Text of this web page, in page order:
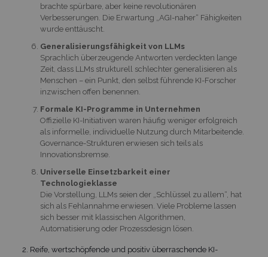
brachte spürbare, aber keine revolutionären
Verbesserungen. Die Erwartung „AGI-naher“ Fähigkeiten
wurde enttäuscht.
Generalisierungsfähigkeit von LLMs
Sprachlich überzeugende Antworten verdeckten lange
Zeit, dass LLMs strukturell schlechter generalisieren als
Menschen – ein Punkt, den selbst führende KI-Forscher
inzwischen offen benennen.
Formale KI-Programme in Unternehmen
Offizielle KI-Initiativen waren häufig weniger erfolgreich
als informelle, individuelle Nutzung durch Mitarbeitende.
Governance-Strukturen erwiesen sich teils als
Innovationsbremse.
Universelle Einsetzbarkeit einer
Technologieklasse
Die Vorstellung, LLMs seien der „Schlüssel zu allem“, hat
sich als Fehlannahme erwiesen. Viele Probleme lassen
sich besser mit klassischen Algorithmen,
Automatisierung oder Prozessdesign lösen.
2. Reife, wertschöpfende und positiv überraschende KI-